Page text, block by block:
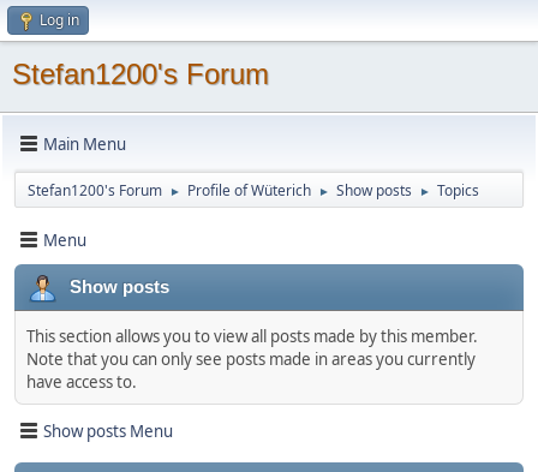
Log in
Stefan1200's Forum
Main Menu
Stefan1200's Forum ► Profile of Wüterich ► Show posts ► Topics
Menu
Show posts
This section allows you to view all posts made by this member.
Note that you can only see posts made in areas you currently
have access to.
Show posts Menu